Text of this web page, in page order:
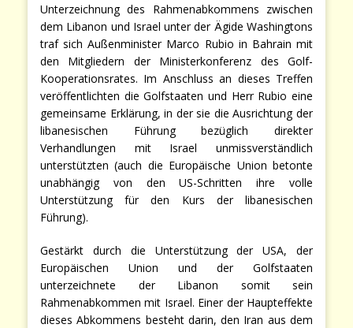
Unterzeichnung des Rahmenabkommens zwischen
dem Libanon und Israel unter der Ägide Washingtons
traf sich Außenminister Marco Rubio in Bahrain mit
den Mitgliedern der Ministerkonferenz des Golf-
Kooperationsrates. Im Anschluss an dieses Treffen
veröffentlichten die Golfstaaten und Herr Rubio eine
gemeinsame Erklärung, in der sie die Ausrichtung der
libanesischen Führung bezüglich direkter
Verhandlungen mit Israel unmissverständlich
unterstützten (auch die Europäische Union betonte
unabhängig von den US-Schritten ihre volle
Unterstützung für den Kurs der libanesischen
Führung).
Gestärkt durch die Unterstützung der USA, der
Europäischen Union und der Golfstaaten
unterzeichnete der Libanon somit sein
Rahmenabkommen mit Israel. Einer der Haupteffekte
dieses Abkommens besteht darin, den Iran aus dem